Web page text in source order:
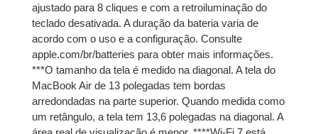
12x deR$ 707,25
com juros
R$8.487,00
ajustado para 8 cliques e com a retroiluminação do
teclado desativada. A duração da bateria varia de
acordo com o uso e a configuração. Consulte
apple.com/br/batteries para obter mais informações.
***O tamanho da tela é medido na diagonal. A tela do
MacBook Air de 13 polegadas tem bordas
arredondadas na parte superior. Quando medida como
um retângulo, a tela tem 13,6 polegadas na diagonal. A